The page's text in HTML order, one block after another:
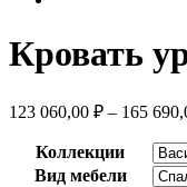
Кровать
123 060,00 ₽ – 165
Коллекции
Вид мебели